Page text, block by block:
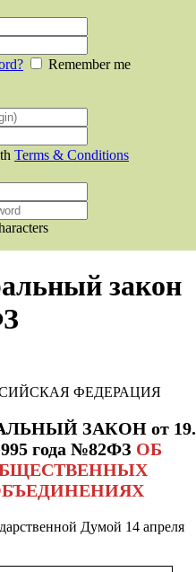
Remember me
Terms & Conditions
закон
ФЕДЕРАЦИЯ
ЗАКОН от 19.
года №82ФЗ ОБ
Думой 14 апреля